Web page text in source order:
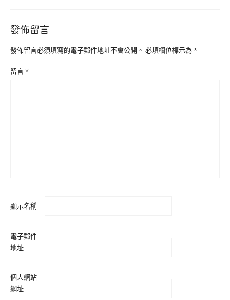
發佈留言
發佈留言必須填寫的電子郵件地址不會公開。 必填欄位標示為*
留言*
顯示名稱
電子郵件
地址
個人網站
網址